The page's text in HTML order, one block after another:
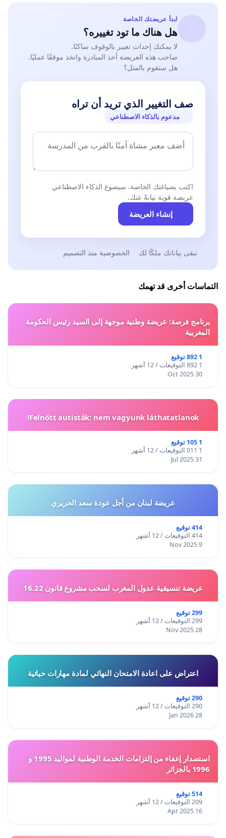
ابدأ عريضتك الخاصة
هل هناك ما تود تغييره؟
لا يمكنك إحداث تغيير بالوقوف ساكنًا.
صاحب هذه العريضة أخذ المبادرة واتخذ موقفًا عمليًا.
هل ستقوم بالمثل؟
صف التغيير الذي تريد أن تراه
مدعوم بالذكاء الاصطناعي
اكتب بصياغتك الخاصة. سيصوغ الذكاء الاصطناعي
عريضة قوية نيابةً عنك.
إنشاء العريضة
تبقى بياناتك ملكًا لك الخصوصية منذ التصميم
التماسات أخرى قد تهمك
برنامج فرصة: عريضة وطنية موجهة إلى السيد رئيس الحكومة
المغربية
1 892 توقيع
1 892 التوقيعات / 12 أشهر
30 Oct 2025
Felnőtt autisták: nem vagyunk láthatatlanok!
1 105 توقيع
1 011 التوقيعات / 12 أشهر
31 Jul 2025
عريضة لبنان من أجل عودة سعد الحريري
414 توقيع
414 التوقيعات / 12 أشهر
9 Nov 2025
عريضة تنسيقية عدول المغرب لسحب مشروع قانون 16.22
299 توقيع
299 التوقيعات / 12 أشهر
28 Nov 2025
اعتراض على اعادة الامتحان النهائي لمادة مهارات حياتية
290 توقيع
290 التوقيعات / 12 أشهر
28 Jan 2026
استصدار إعفاء من إلتزامات الخدمة الوطنية لمواليد 1995 و
1996 بالجزائر
514 توقيع
209 التوقيعات / 12 أشهر
16 Apr 2025